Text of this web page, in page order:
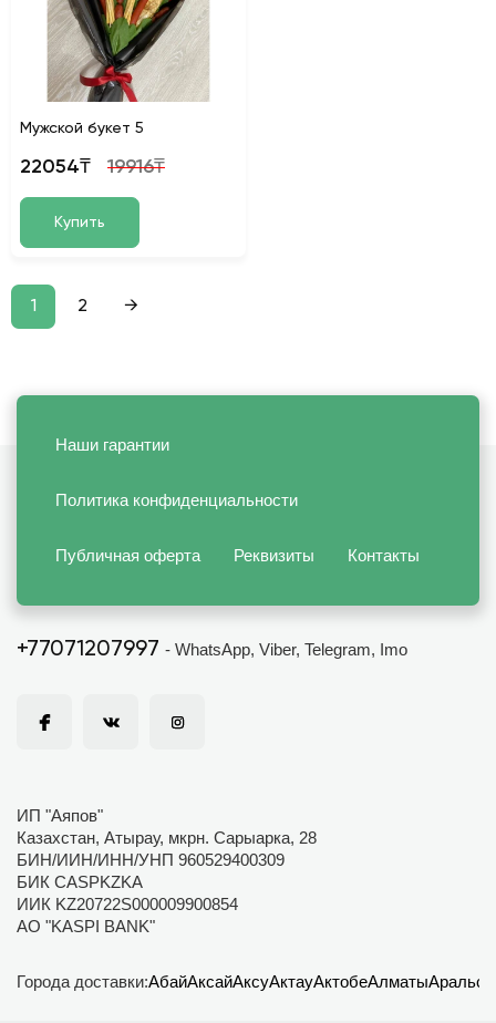
Мужской букет 5
22054₸ 19916₸
Купить
1 2 →
Наши гарантии
Политика конфиденциальности
Публичная оферта Реквизиты Контакты
+77071207997 - WhatsApp, Viber, Telegram, Imo
ИП "Аяпов"
Казахстан, Атырау, мкрн. Сарыарка, 28
БИН/ИИН/ИНН/УНП 960529400309
БИК CASPKZKA
ИИК KZ20722S000009900854
АО "KASPI BANK"
Города доставки:АбайАксайАксуАктауАктобеАлматыАральск